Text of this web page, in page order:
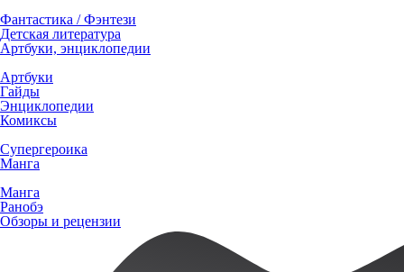
Фантастика / Фэнтези
Детская литература
Артбуки, энциклопедии
Артбуки
Гайды
Энциклопедии
Комиксы
Супергероика
Манга
Манга
Ранобэ
Обзоры и рецензии